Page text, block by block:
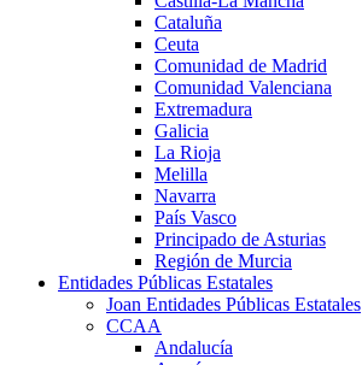
Cataluña
Ceuta
Comunidad de Madrid
Comunidad Valenciana
Extremadura
Galicia
La Rioja
Melilla
Navarra
País Vasco
Principado de Asturias
Región de Murcia
Entidades Públicas Estatales
Joan Entidades Públicas Estatales
CCAA
Andalucía